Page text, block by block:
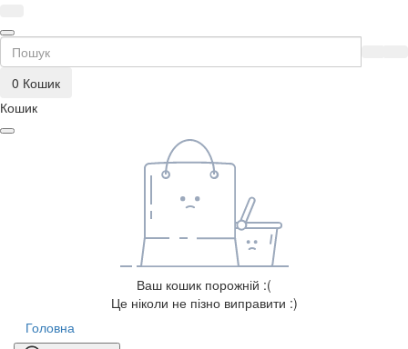
0 Кошик
Кошик
Ваш кошик порожній :(
Це ніколи не пізно виправити :)
Головна